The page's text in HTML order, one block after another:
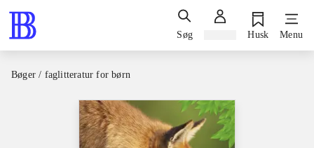
Søg Husk Menu
Bøger / faglitteratur for børn